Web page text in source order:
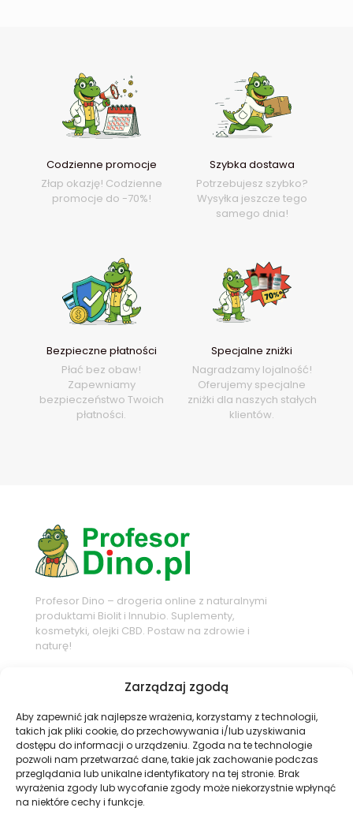
Zarządzaj zgodą
Aby zapewnić jak najlepsze wrażenia, korzystamy z technologii,
takich jak pliki cookie, do przechowywania i/lub uzyskiwania
dostępu do informacji o urządzeniu. Zgoda na te technologie
pozwoli nam przetwarzać dane, takie jak zachowanie podczas
przeglądania lub unikalne identyfikatory na tej stronie. Brak
wyrażenia zgody lub wycofanie zgody może niekorzystnie wpłynąć
na niektóre cechy i funkcje.
Codzienne promocje
Złap okazję! Codzienne
promocje do -70%!
Szybka dostawa
Potrzebujesz szybko?
Wysyłka jeszcze tego
samego dnia!
Bezpieczne płatności
Płać bez obaw!
Zapewniamy
bezpieczeństwo Twoich
płatności.
Specjalne zniżki
Nagradzamy lojalność!
Oferujemy specjalne
zniżki dla naszych stałych
klientów.
Profesor Dino – drogeria online z naturalnymi
produktami Biolit i Innubio. Suplementy,
kosmetyki, olejki CBD. Postaw na zdrowie i
naturę!
Sprawdź nasze sociale
Najnowsze wpisy
Nutrihacking: Optymalizacja
zdrowia z Profesor Dino